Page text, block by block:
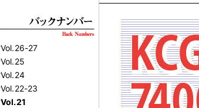
Vol.26-27
Vol.25
Vol.24
Vol.22-23
Vol.21